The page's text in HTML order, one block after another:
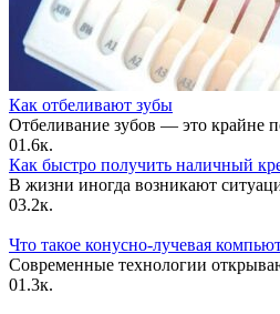
Как отбеливают зубы
Отбеливание зубов — это крайне
01.6к.
Как быстро получить наличный
В жизни иногда возникают
03.2к.
Что такое конусно-лучевая
Современные технологии
01.3к.